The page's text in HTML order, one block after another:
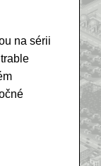
na sérii